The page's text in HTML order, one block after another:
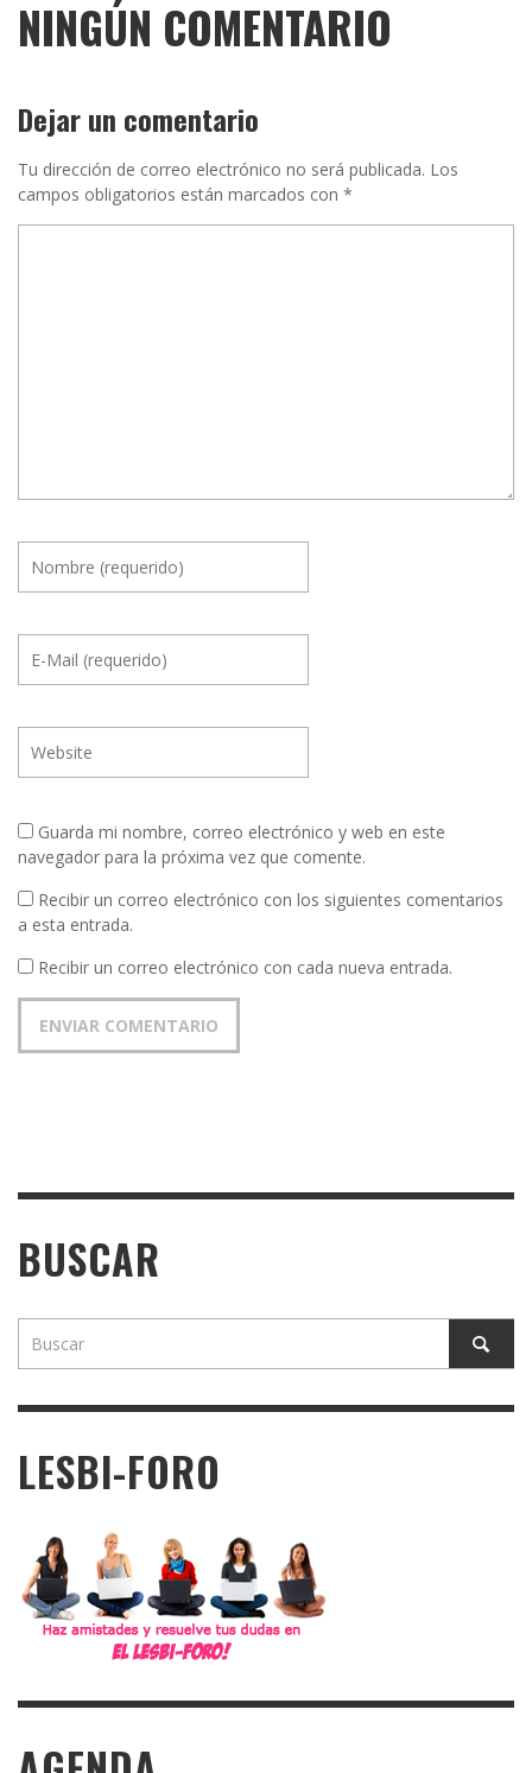
NINGÚN COMENTARIO
Dejar un comentario
Tu dirección de correo electrónico no será publicada. Los
campos obligatorios están marcados con *
Guarda mi nombre, correo electrónico y web en este
navegador para la próxima vez que comente.
Recibir un correo electrónico con los siguientes comentarios
a esta entrada.
Recibir un correo electrónico con cada nueva entrada.
BUSCAR
LESBI-FORO